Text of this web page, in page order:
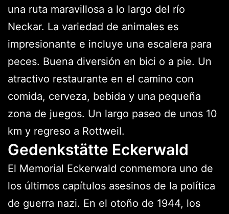
una ruta maravillosa a lo largo del río
Neckar. La variedad de animales es
impresionante e incluye una escalera para
peces. Buena diversión en bici o a pie. Un
atractivo restaurante en el camino con
comida, cerveza, bebida y una pequeña
zona de juegos. Un largo paseo de unos 10
km y regreso a Rottweil.
Gedenkstätte Eckerwald
El Memorial Eckerwald conmemora uno de
los últimos capítulos asesinos de la política
de guerra nazi. En el otoño de 1944, los